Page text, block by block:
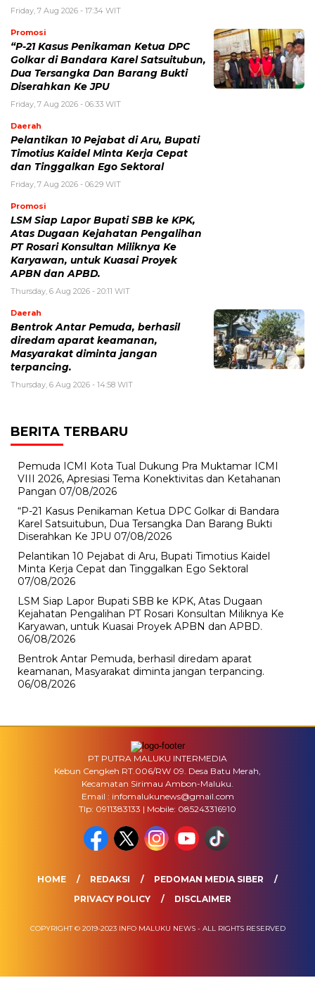
Friday, 7 Aug 2026 - 17:34 WIT
Promosi
“P-21 Kasus Penikaman Ketua DPC
Golkar di Bandara Karel Satsuitubun,
Dua Tersangka Dan Barang Bukti
Diserahkan Ke JPU
Friday, 7 Aug 2026 - 06:33 WIT
Daerah
Pelantikan 10 Pejabat di Aru, Bupati
Timotius Kaidel Minta Kerja Cepat
dan Tinggalkan Ego Sektoral
Friday, 7 Aug 2026 - 06:29 WIT
Promosi
LSM Siap Lapor Bupati SBB ke KPK,
Atas Dugaan Kejahatan Pengalihan
PT Rosari Konsultan Miliknya Ke
Karyawan, untuk Kuasai Proyek
APBN dan APBD.
Thursday, 6 Aug 2026 - 20:11 WIT
Daerah
Bentrok Antar Pemuda, berhasil
diredam aparat keamanan,
Masyarakat diminta jangan
terpancing.
Thursday, 6 Aug 2026 - 14:58 WIT
BERITA TERBARU
Pemuda ICMI Kota Tual Dukung Pra Muktamar ICMI
VIII 2026, Apresiasi Tema Konektivitas dan Ketahanan
Pangan 07/08/2026
“P-21 Kasus Penikaman Ketua DPC Golkar di Bandara
Karel Satsuitubun, Dua Tersangka Dan Barang Bukti
Diserahkan Ke JPU 07/08/2026
Pelantikan 10 Pejabat di Aru, Bupati Timotius Kaidel
Minta Kerja Cepat dan Tinggalkan Ego Sektoral
07/08/2026
LSM Siap Lapor Bupati SBB ke KPK, Atas Dugaan
Kejahatan Pengalihan PT Rosari Konsultan Miliknya Ke
Karyawan, untuk Kuasai Proyek APBN dan APBD.
06/08/2026
Bentrok Antar Pemuda, berhasil diredam aparat
keamanan, Masyarakat diminta jangan terpancing.
06/08/2026
PT PUTRA MALUKU INTERMEDIA
Kebun Cengkeh RT.006/RW 09. Desa Batu Merah,
Kecamatan Sirimau Ambon-Maluku.
Email : infomalukunews@gmail.com
Tlp: 0911383133 | Mobile: 085243316910
HOME REDAKSI
PEDOMAN MEDIA SIBER
PRIVACY POLICY
DISCLAIMER
COPYRIGHT © 2019-2023 INFO MALUKU NEWS - ALL RIGHTS RESERVED